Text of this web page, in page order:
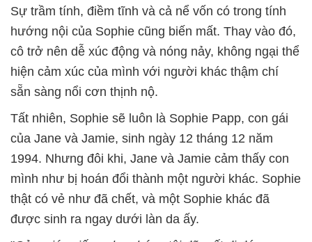
Sự trầm tính, điềm tĩnh và cả nể vốn có trong tính
hướng nội của Sophie cũng biến mất. Thay vào đó,
cô trở nên dễ xúc động và nóng nảy, không ngại thể
hiện cảm xúc của mình với người khác thậm chí
sẵn sàng nổi cơn thịnh nộ.
Tất nhiên, Sophie sẽ luôn là Sophie Papp, con gái
của Jane và Jamie, sinh ngày 12 tháng 12 năm
1994. Nhưng đôi khi, Jane và Jamie cảm thấy con
mình như bị hoán đổi thành một người khác. Sophie
thật có vẻ như đã chết, và một Sophie khác đã
được sinh ra ngay dưới làn da ấy.